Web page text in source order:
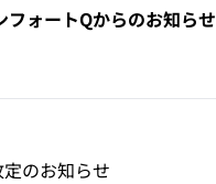
フォートQからのお知らせ
のお知らせ